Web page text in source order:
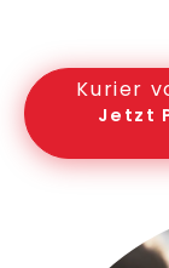
Kurier
Jetzt